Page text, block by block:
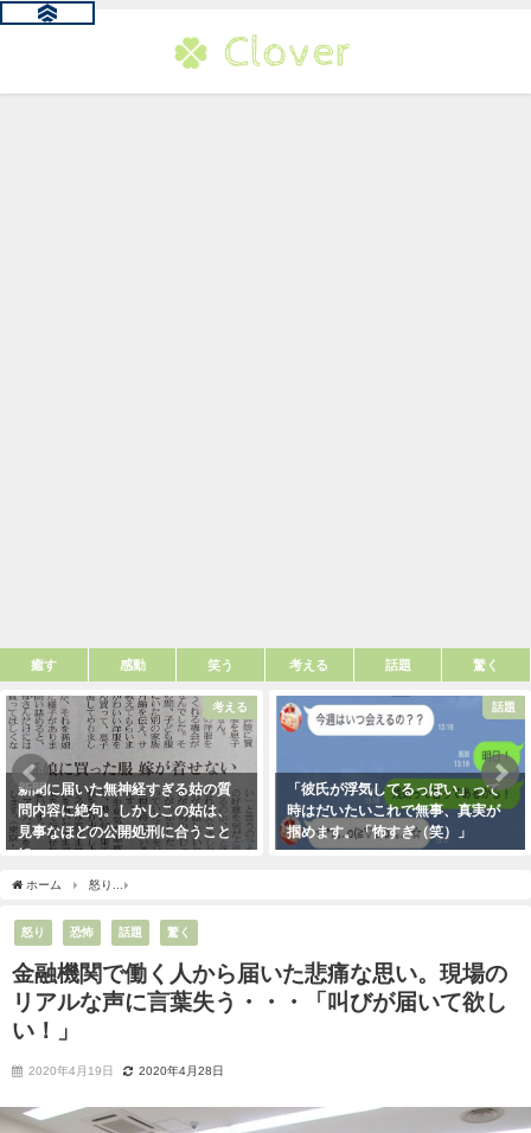
癒す 感動 笑う 考える 話題 驚く
考える
新聞に届いた無神経すぎる姑の質
問内容に絶句。しかしこの姑は、
見事なほどの公開処刑に合うこと
に・・・
2021年3月13日
話題
「彼氏が浮気してるっぽい」って
時はだいたいこれで無事、真実が
掴めます。「怖すぎ（笑）」
ホーム 怒り
怒り 恐怖 話題 驚く
金融機関で働く人から届いた悲痛な思い。現場の
リアルな声に言葉失う・・・「叫びが届いて欲し
い！」
2020年4月19日 2020年4月28日